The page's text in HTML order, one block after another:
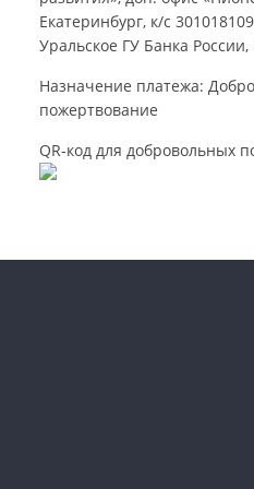
Екатеринбург, к/с
Уральское ГУ Банка
Назначение платежа:
пожертвование
QR-код для добровольных